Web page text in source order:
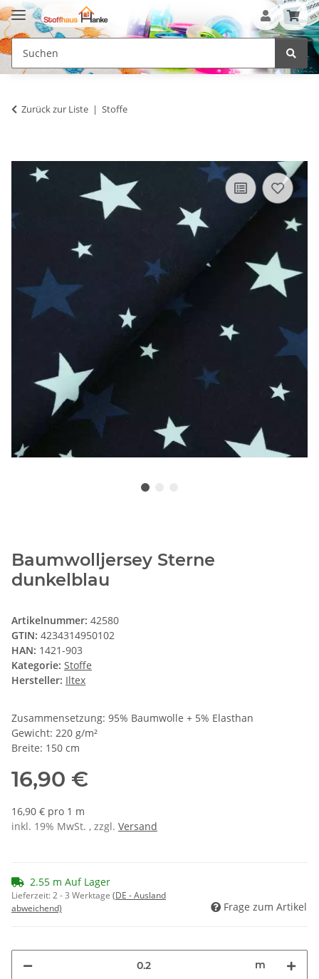
Zurück zur Liste Stoffe
Baumwolljersey Sterne
dunkelblau
Artikelnummer: 42580
GTIN: 4234314950102
HAN: 1421-903
Kategorie: Stoffe
Hersteller: Iltex
Zusammensetzung: 95% Baumwolle + 5% Elasthan
Gewicht: 220 g/m²
Breite: 150 cm
16,90 €
16,90 € pro 1 m
inkl. 19% MwSt. , zzgl. Versand
2.55 m Auf Lager
Lieferzeit:2 - 3 Werktage (DE - Ausland
abweichend)
Frage zum Artikel
m